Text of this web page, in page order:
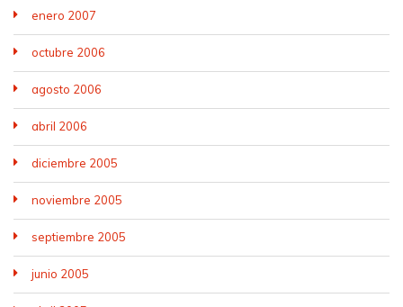
enero 2007
octubre 2006
agosto 2006
abril 2006
diciembre 2005
noviembre 2005
septiembre 2005
junio 2005